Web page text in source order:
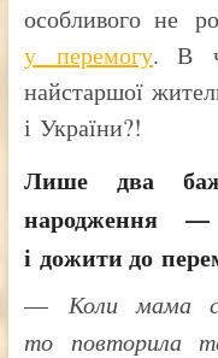
особливого не
у перемогу. В
найстаршої
і України?!
Лише два
народження
і дожити до
— Коли мама
то повторила